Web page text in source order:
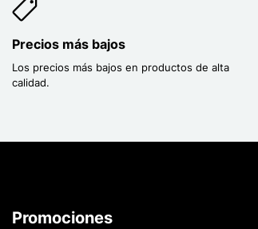
Precios más bajos
Los precios más bajos en productos de alta
calidad.
Promociones